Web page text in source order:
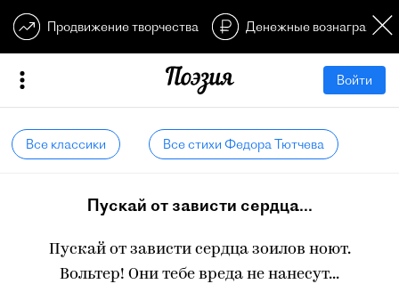
Продвижение творчества Денежные
Войти
Все классики Все стихи Федора Тютчева
Пускай от зависти сердца...
Пускай от зависти сердца зоилов ноют.
Вольтер! Они тебе вреда не нанесут...